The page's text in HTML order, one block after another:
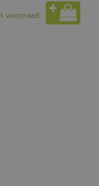
voorraad